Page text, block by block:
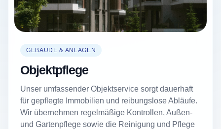
GEBÄUDE & ANLAGEN
Objektpflege
Unser umfassender Objektservice sorgt dauerhaft
für gepflegte Immobilien und reibungslose Abläufe.
Wir übernehmen regelmäßige Kontrollen, Außen-
und Gartenpflege sowie die Reinigung und Pflege